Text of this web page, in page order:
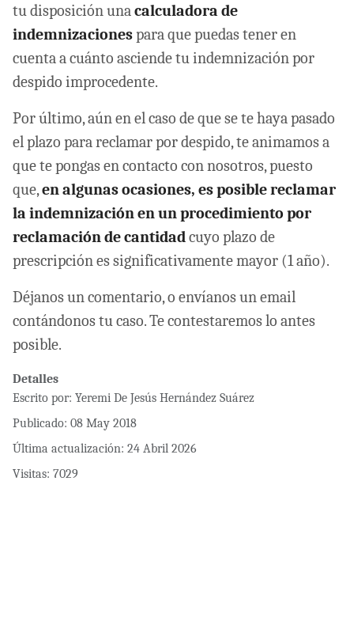
tu disposición unacalculadora de
indemnizacionespara que puedas tener en
cuenta a cuánto asciende tu indemnización por
despido improcedente.
Por último, aún en el caso de que se te haya pasado
el plazo para reclamar por despido, te animamos a
que te pongas en contacto con nosotros, puesto
que,en algunas ocasiones, es posible reclamar
la indemnización en un procedimiento por
reclamación de cantidadcuyo plazo de
prescripción es significativamente mayor (1 año).
Déjanos un comentario, o envíanos un email
contándonos tu caso. Te contestaremos lo antes
posible.
Detalles
Escrito por: Yeremi De Jesús Hernández Suárez
Publicado: 08 May 2018
Última actualización: 24 Abril 2026
Visitas: 7029